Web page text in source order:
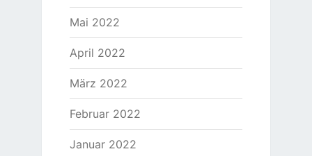
Mai 2022
April 2022
März 2022
Februar 2022
Januar 2022